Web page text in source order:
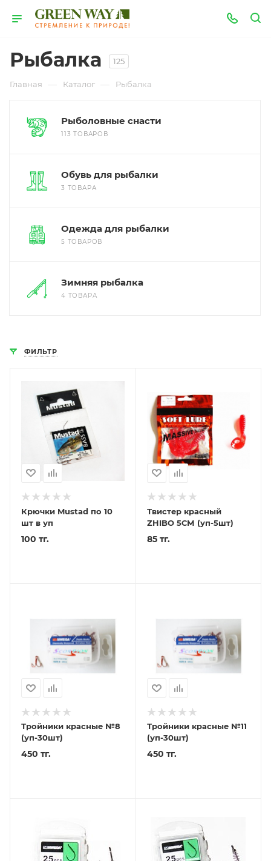
Рыбалка 125
Главная — Каталог — Рыбалка
Рыболовные снасти
113 ТОВАРОВ
Обувь для рыбалки
3 ТОВАРА
Одежда для рыбалки
5 ТОВАРОВ
Зимняя рыбалка
4 ТОВАРА
ФИЛЬТР
Крючки Mustad по 10
шт в уп
100 тг.
Твистер красный
ZHIBO 5СМ (уп-5шт)
85 тг.
Тройники красные №8
(уп-30шт)
450 тг.
Тройники красные №11
(уп-30шт)
450 тг.